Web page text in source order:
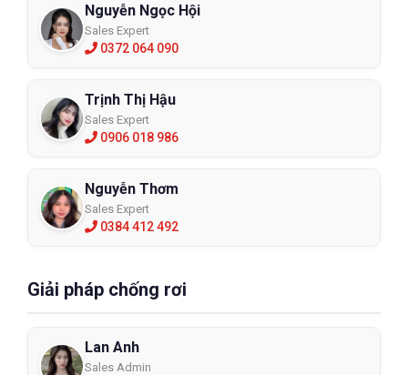
Nguyễn Ngọc Hội
Sales Expert
0372 064 090
Trịnh Thị Hậu
Sales Expert
0906 018 986
Nguyễn Thơm
Sales Expert
0384 412 492
Giải pháp chống rơi
Lan Anh
Sales Admin